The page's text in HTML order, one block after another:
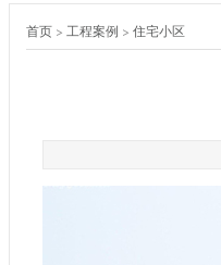
首页 工程案例 住宅小区